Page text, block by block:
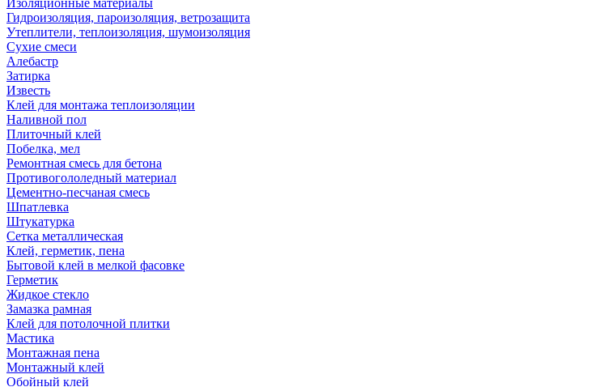
Изоляционные материалы
Гидроизоляция, пароизоляция, ветрозащита
Утеплители, теплоизоляция, шумоизоляция
Сухие смеси
Алебастр
Затирка
Известь
Клей для монтажа теплоизоляции
Наливной пол
Плиточный клей
Побелка, мел
Ремонтная смесь для бетона
Противогололедный материал
Цементно-песчаная смесь
Шпатлевка
Штукатурка
Сетка металлическая
Клей, герметик, пена
Бытовой клей в мелкой фасовке
Герметик
Жидкое стекло
Замазка рамная
Клей для потолочной плитки
Мастика
Монтажная пена
Монтажный клей
Обойный клей